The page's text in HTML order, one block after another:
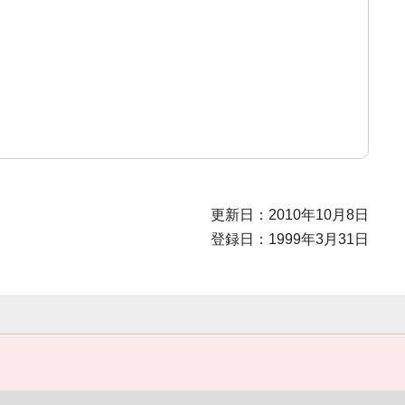
更新日：2010年10月8日
登録日：1999年3月31日